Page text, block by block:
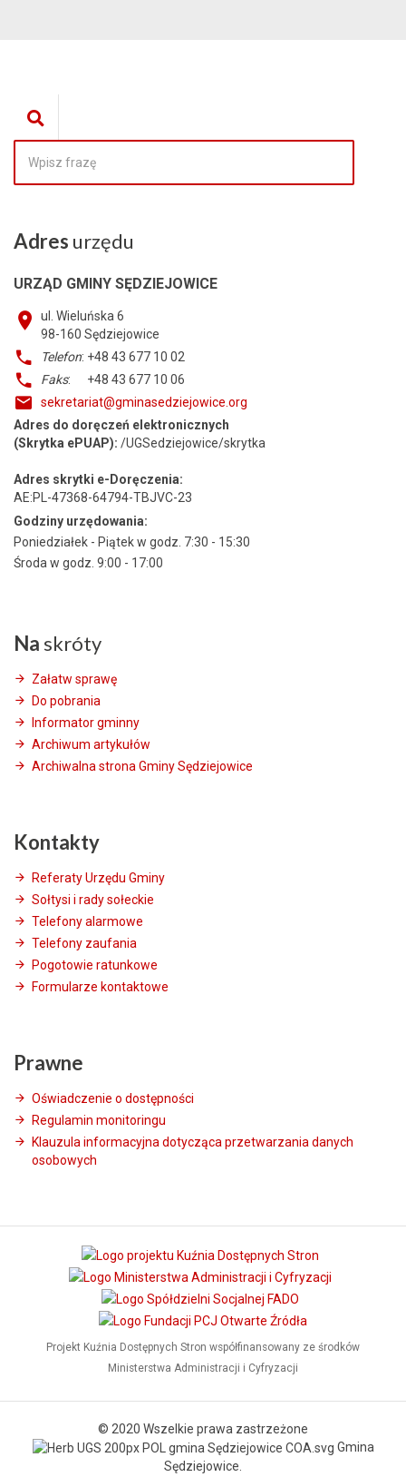
Adres urzędu
URZĄD GMINY SĘDZIEJOWICE
ul. Wieluńska 6
98-160 Sędziejowice
Telefon: +48 43 677 10 02
Faks: +48 43 677 10 06
sekretariat@gminasedziejowice.org
Adres do doręczeń elektronicznych
(Skrytka ePUAP): /UGSedziejowice/skrytka
Adres skrytki e-Doręczenia:
AE:PL-47368-64794-TBJVC-23
Godziny urzędowania:
Poniedziałek - Piątek w godz. 7:30 - 15:30
Środa w godz. 9:00 - 17:00
Na skróty
Załatw sprawę
Do pobrania
Informator gminny
Archiwum artykułów
Archiwalna strona Gminy Sędziejowice
Kontakty
Referaty Urzędu Gminy
Sołtysi i rady sołeckie
Telefony alarmowe
Telefony zaufania
Pogotowie ratunkowe
Formularze kontaktowe
Prawne
Oświadczenie o dostępności
Regulamin monitoringu
Klauzula informacyjna dotycząca przetwarzania danych
osobowych
Projekt Kuźnia Dostępnych Stron współfinansowany ze środków
Ministerstwa Administracji i Cyfryzacji
© 2020 Wszelkie prawa zastrzeżone
Gmina
Sędziejowice.